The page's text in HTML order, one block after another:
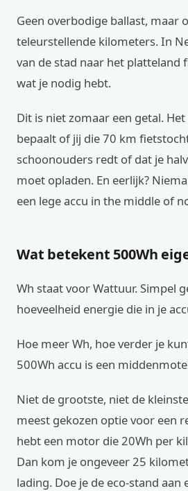
Geen overbodige ballast, maar
teleurstellende kilometers. In
van de stad naar het platteland
wat je nodig hebt.
Dit is niet zomaar een getal.
bepaalt of jij die 70 km
schoonouders redt of dat je
moet opladen. En eerlijk?
een lege accu in the middle of
Wat betekent 500Wh
Wh staat voor Wattuur. Simpel
hoeveelheid energie die in je
Hoe meer Wh, hoe verder je
500Wh accu is een
Niet de grootste, niet de
meest gekozen optie voor een
hebt een motor die 20Wh per
Dan kom je ongeveer 25
lading. Doe je de eco-stand aan